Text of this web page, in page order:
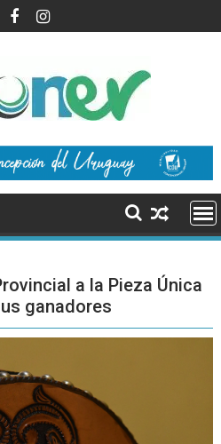
a la Pieza Única
ganadores